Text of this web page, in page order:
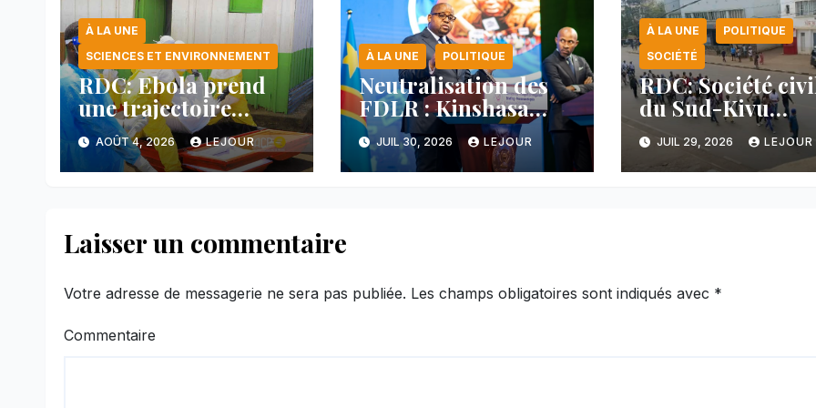
À LA UNE
SCIENCES ET ENVIRONNEMENT
RDC: Ebola prend
une trajectoire
inquiétante dans le
nord-est du pays
AOÛT 4, 2026 LEJOUR
À LA UNE POLITIQUE
Neutralisation des
FDLR : Kinshasa
annonce une
avancée majeure et
maintient sa ligne
JUIL 30, 2026 LEJOUR
À LA UNE
POLITIQUE
SOCIÉTÉ
RDC: Société
du Sud-Kivu
dénonce la
manipulation
manifestations
JUIL 29, 2026 LEJOUR
Laisser un commentaire
Votre adresse de messagerie ne sera pas publiée. Les champs obligatoires sont indiqués avec *
Commentaire